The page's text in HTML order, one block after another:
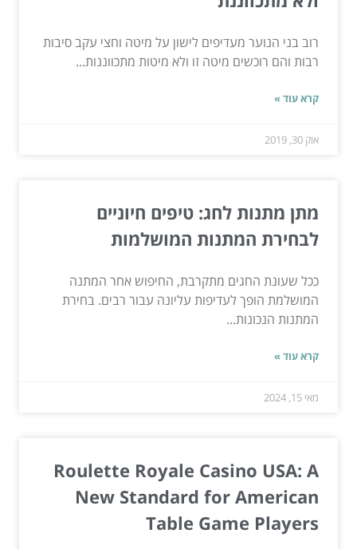
רוב בני הנוער מעדיפים לישון על מיטה וחצי עקב סיבות
רבות והם רוכשים מיטה זו ולא מיטות מתכווננות...
קרא עוד »
אוק 30, 2019
מתן מתנות לחג: טיפים חיוניים
לבחירת המתנות המושלמות
ככל שעונת החגים מתקרבת, החיפוש אחר המתנה
המושלמת הופך לעדיפות עליונה עבור רבים. בחירת
המתנות הנכונות...
קרא עוד »
מאי 15, 2024
Roulette Royale Casino USA: A
New Standard for American
Table Game Players